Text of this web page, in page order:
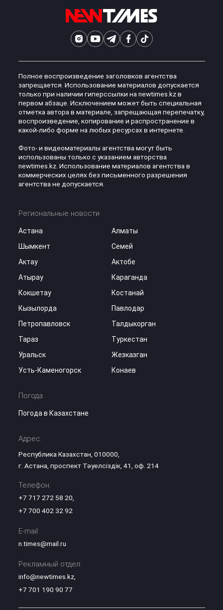
Полное воспроизведение заголовков агентства
запрещается. Использование материалов допускается
только при наличии гиперссылки на newtimes.kz в
первом абзаце. Исключением может быть специальная
отметка автора в материале, запрещающая перепечатку,
воспроизведение, копирование и распространение в
какой-либо форме на любых ресурсах в интернете.
Фото- и видеоматериалы агентства могут быть
использованы только с указанием авторства
newtimes.kz. Использование материалов агентства в
коммерческих целях без письменного разрешения
агентства не допускается.
Региональные новости
Астана
Алматы
Шымкент
Семей
Актау
Актобе
Атырау
Караганда
Кокшетау
Костанай
Кызылорда
Павлодар
Петропавловск
Талдыкорган
Тараз
Туркестан
Уральск
Жезказган
Усть-Каменогорск
Конаев
Погода
Погода в Казахстане
Адрес:
Республика Казахстан, 010000,
г. Астана, проспект Тәуелсіздік, 41, оф. 214
Телефон:
+7 717 272 58 20
+7 700 402 32 92
E-mail:
n.times@mail.ru
Рекламный отдел:
info@newtimes.kz,
+7 701 190 90 77